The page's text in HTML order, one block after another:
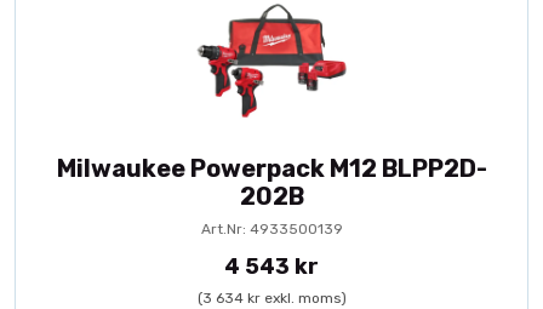
Milwaukee Powerpack M12 BLPP2D-
202B
Art.Nr: 4933500139
4 543 kr
(3 634 kr exkl. moms)